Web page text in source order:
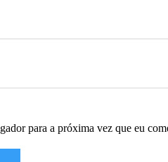
para a próxima vez que eu